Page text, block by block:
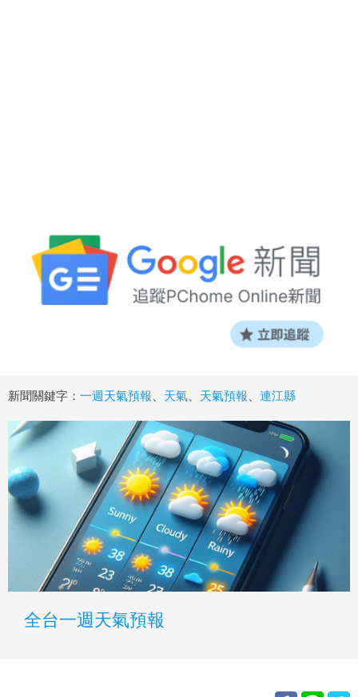
新聞關鍵字： 一週天氣預報 天氣 天氣預報 連江縣
全台一週天氣預報